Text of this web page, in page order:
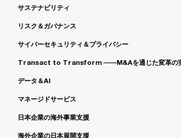
サステナビリティ
リスク＆ガバナンス
サイバーセキュリティ＆プライバシー
Transact to Transform ――M&Aを通じた変革の
データ＆AI
マネージドサービス
日本企業の海外事業支援
海外企業の日本展開支援